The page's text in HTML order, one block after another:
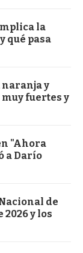
la
qué pasa
naranja y
fuertes y
"Ahora
a Darío
de
2026 y los